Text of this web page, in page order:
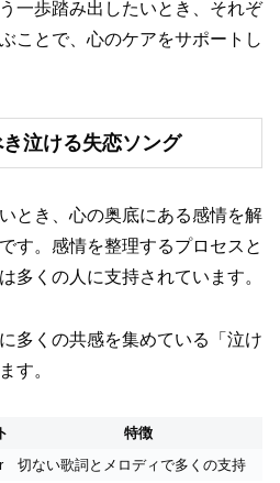
一歩踏み出したいとき、それぞ
ことで、心のケアをサポートし
泣ける失恋ソング
とき、心の奥底にある感情を解
す。感情を整理するプロセスと
多くの人に支持されています。
多くの共感を集めている「泣け
す。
特徴
切ない歌詞とメロディで多くの支持